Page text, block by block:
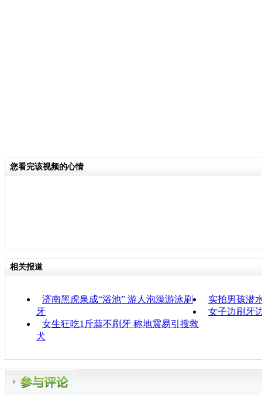
您看完该视频的心情
相关报道
济南黑虎泉成“浴池” 游人泡澡游泳刷
牙
实拍男孩潜
女子边刷牙
女生狂吃1斤蒜不刷牙 称地震易引搜救
犬